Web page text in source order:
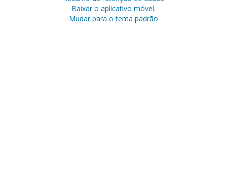
Baixar o aplicativo móvel.
Mudar para o tema padrão